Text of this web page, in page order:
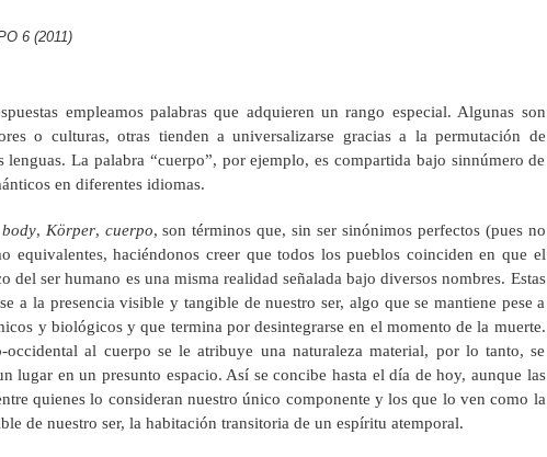
6 (2011)
empleamos palabras que adquieren un rango especial. Algunas son
o culturas, otras tienden a universalizarse gracias a la permutación de
lenguas. La palabra “cuerpo”, por ejemplo, es compartida bajo sinnúmero de
en diferentes idiomas.
body, Körper, cuerpo, son términos que, sin ser sinónimos perfectos (pues no
equivalentes, haciéndonos creer que todos los pueblos coinciden en que el
del ser humano es una misma realidad señalada bajo diversos nombres. Estas
a la presencia visible y tangible de nuestro ser, algo que se mantiene pese a
y biológicos y que termina por desintegrarse en el momento de la muerte.
occidental al cuerpo se le atribuye una naturaleza material, por lo tanto, se
lugar en un presunto espacio. Así se concibe hasta el día de hoy, aunque las
quienes lo consideran nuestro único componente y los que lo ven como la
de nuestro ser, la habitación transitoria de un espíritu atemporal.